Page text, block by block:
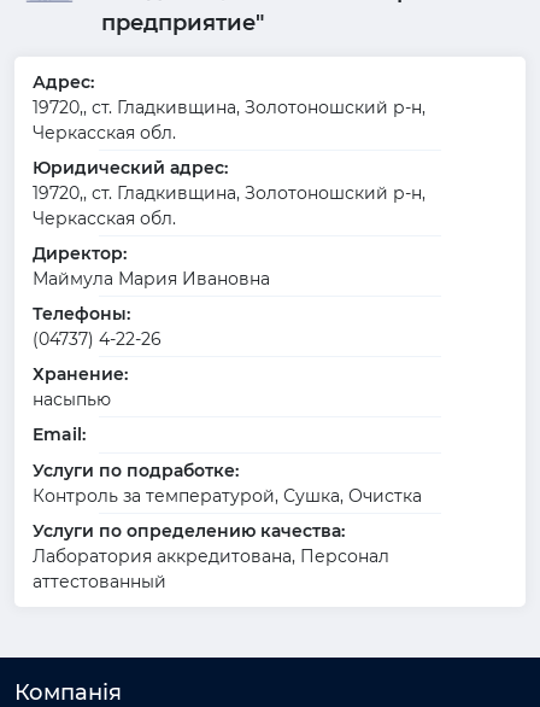
предприятие"
Адрес:
19720,, ст. Гладкивщина, Золотоношский р-н,
Черкасская обл.
Юридический адрес:
19720,, ст. Гладкивщина, Золотоношский р-н,
Черкасская обл.
Директор:
Маймула Мария Ивановна
Телефоны:
(04737) 4-22-26
Хранение:
насыпью
Email:
Услуги по подработке:
Контроль за температурой, Сушка, Очистка
Услуги по определению качества:
Лаборатория аккредитована, Персонал
аттестованный
Компанія